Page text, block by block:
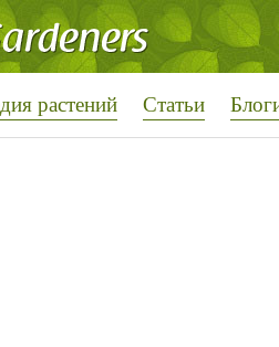
растений Статьи